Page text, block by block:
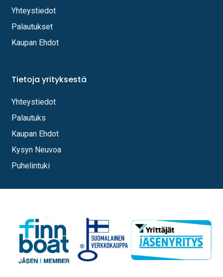
Yhteystiedot
Palautukset
Kaupan Ehdot
Tietoja yrityksestä
Yhteystiedot
Palautuks
Kaupan Ehdot
Kysyn Neuvoa
Puhelintuki